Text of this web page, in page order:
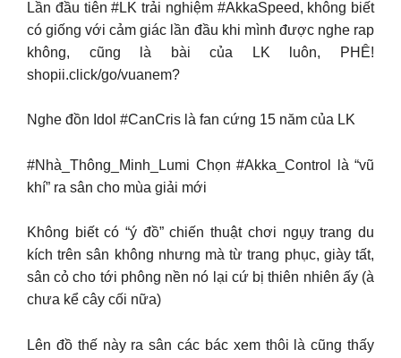
Lần đầu tiên #LK trải nghiệm #AkkaSpeed, không biết
có giống với cảm giác lần đầu khi mình được nghe rap
không, cũng là bài của LK luôn, PHÊ!
shopii.click/go/vuanem?
Nghe đồn Idol #CanCris là fan cứng 15 năm của LK
#Nhà_Thông_Minh_Lumi Chọn #Akka_Control là “vũ
khí” ra sân cho mùa giải mới
Không biết có “ý đồ” chiến thuật chơi ngụy trang du
kích trên sân không nhưng mà từ trang phục, giày tất,
sân cỏ cho tới phông nền nó lại cứ bị thiên nhiên ấy (à
chưa kể cây cối nữa)
Lên đồ thế này ra sân các bác xem thôi là cũng thấy